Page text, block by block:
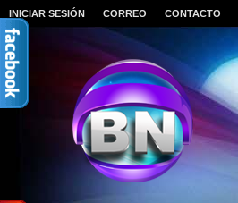
INICIAR SESIÓN CORREO CONTACTO